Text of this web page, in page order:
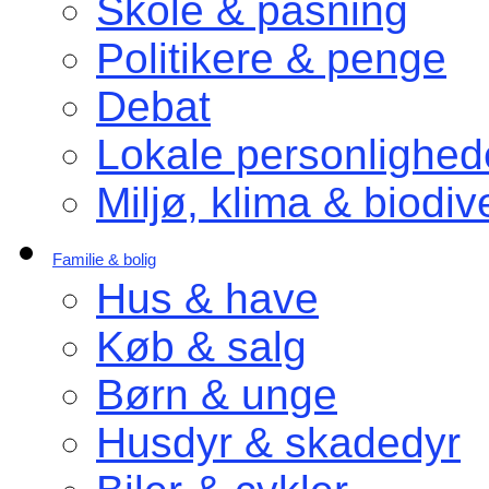
Skole & pasning
Politikere & penge
Debat
Lokale
Miljø, klima &
Familie & bolig
Hus & have
Køb & salg
Børn & unge
Husdyr & skadedyr